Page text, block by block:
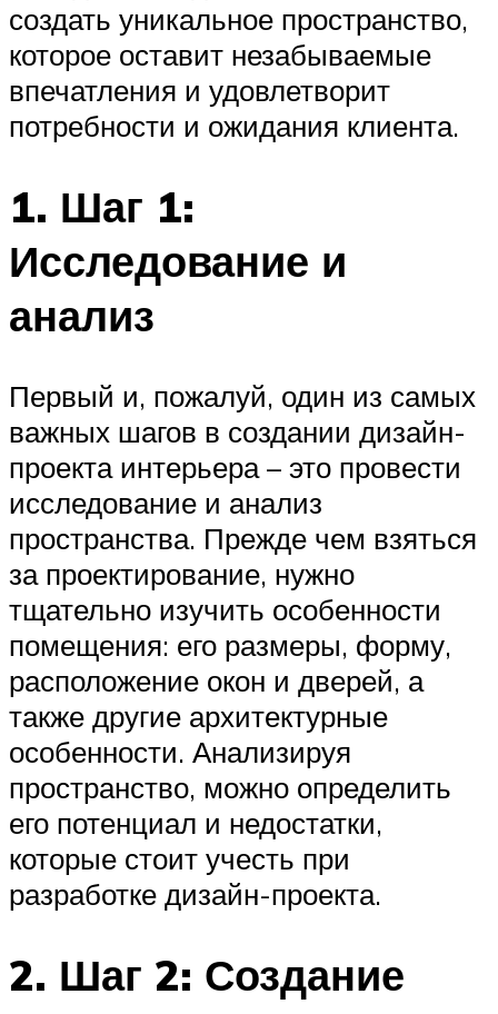
создать уникальное пространство,
которое оставит незабываемые
впечатления и удовлетворит
потребности и ожидания клиента.
1. Шаг 1:
Исследование и
анализ
Первый и, пожалуй, один из самых
важных шагов в создании дизайн-
проекта интерьера – это провести
исследование и анализ
пространства. Прежде чем взяться
за проектирование, нужно
тщательно изучить особенности
помещения: его размеры, форму,
расположение окон и дверей, а
также другие архитектурные
особенности. Анализируя
пространство, можно определить
его потенциал и недостатки,
которые стоит учесть при
разработке дизайн-проекта.
2. Шаг 2: Создание